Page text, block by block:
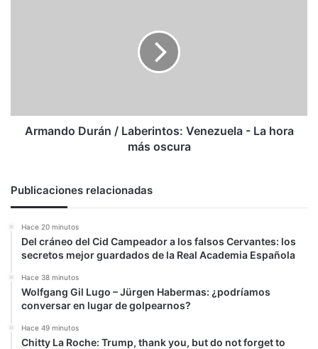
más
oscura
Armando Durán / Laberintos: Venezuela - La hora
más oscura
Publicaciones relacionadas
Hace 20 minutos
Del cráneo del Cid Campeador a los falsos Cervantes: los
secretos mejor guardados de la Real Academia Española
Hace 38 minutos
Wolfgang Gil Lugo – Jürgen Habermas: ¿podríamos
conversar en lugar de golpearnos?
Hace 49 minutos
Chitty La Roche: Trump, thank you, but do not forget to